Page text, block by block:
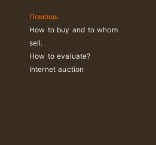
Помощь
How to buy and to whom
sell.
How to evaluate?
Internet auction